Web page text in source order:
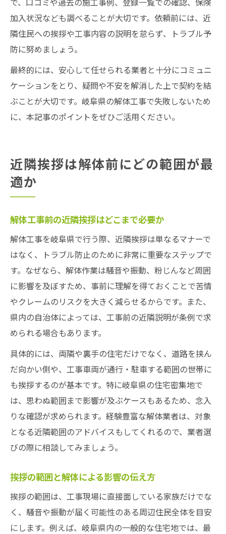
加入状況なども調べることが大切です。依頼前には、近
隣住民への挨拶や工事内容の説明を怠らず、トラブル予
防に努めましょう。
最終的には、安心して任せられる業者と十分にコミュニ
ケーションをとり、疑問や不安を解消した上で契約を結
ぶことが大切です。岐阜県の解体工事で失敗しないため
に、本記事のポイントをぜひご活用ください。
近隣挨拶は解体前にどの範囲が最
適か
解体工事前の近隣挨拶はどこまで必要か
解体工事を岐阜県で行う際、近隣挨拶は単なるマナーで
はなく、トラブル防止のために非常に重要なステップで
す。なぜなら、解体作業は騒音や振動、粉じんなど周囲
に影響を及ぼすため、事前に理解を得ておくことで苦情
やクレームのリスクを大きく減らせるからです。また、
県内の自治体によっては、工事前の近隣説明が条例で求
められる場合もあります。
具体的には、両隣や裏手の住宅だけでなく、道路を挟ん
だ向かい側や、工事車両が通行・駐車する範囲の世帯に
も挨拶するのが基本です。特に岐阜県の住宅密集地で
は、思わぬ範囲まで影響が及ぶケースもあるため、念入
りな確認が求められます。経験豊富な解体業者は、対象
となる近隣範囲のアドバイスもしてくれるので、業者選
びの際に相談してみましょう。
挨拶の範囲と解体による影響の伝え方
挨拶の範囲は、工事現場に直接面している家族だけでな
く、騒音や振動が届く可能性のある周辺住民全体を目安
にします。例えば、岐阜県内の一般的な住宅地では、最